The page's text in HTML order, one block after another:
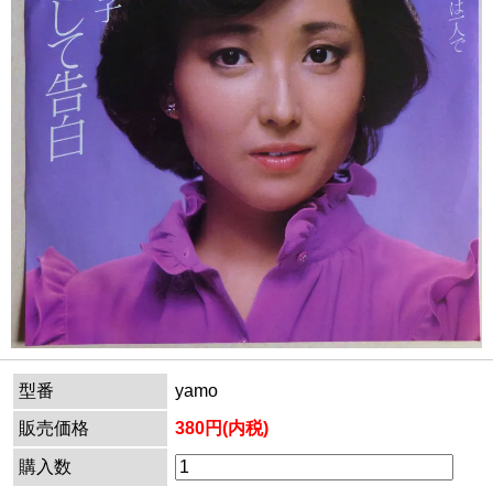
型番
yamo
販売価格
380円(内税)
購入数